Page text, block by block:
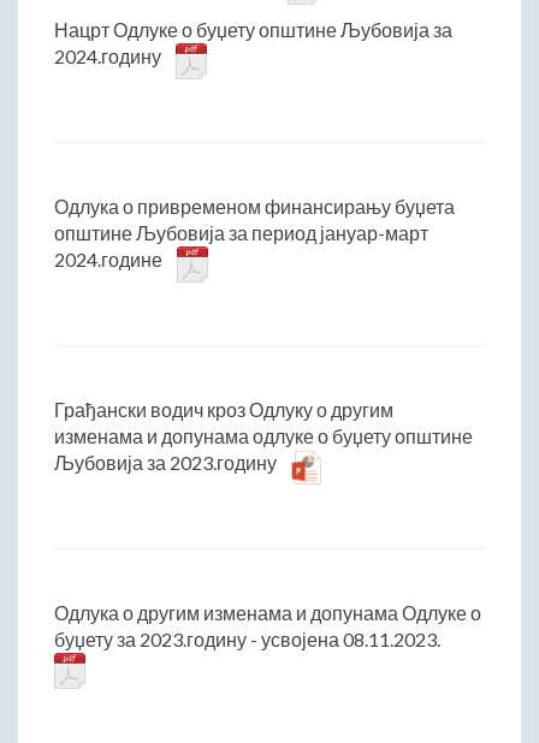
Нацрт Одлуке о буџету општине Љубовија за
2024.годину
Одлука о привременом финансирању буџета
општине Љубовија за период јануар-март
2024.године
Грађански водич кроз Одлуку о другим
изменама и допунама одлуке о буџету општине
Љубовија за 2023.годину
Одлука о другим изменама и допунама Одлуке о
буџету за 2023.годину - усвојена 08.11.2023.